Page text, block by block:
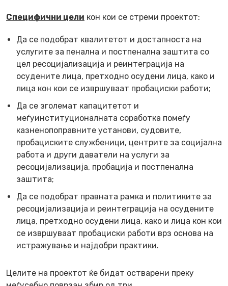
Специфични цели кон кои се стреми проектот:
Да се подобрат квалитетот и достапноста на
услугите за пенална и постпенална заштита со
цел ресоцијализација и реинтеграција на
осудените лица, претходно осудени лица, како и
лица кон кои се извршуваат пробациски работи;
Да се зголемат капацитетот и
меѓуинституционалната соработка помеѓу
казненопоправните установи, судовите,
пробациските службеници, центрите за социјална
работа и други даватели на услуги за
ресоцијализација, пробација и постпенална
заштита;
Да се подобрат правната рамка и политиките за
ресоцијализација и реинтеграција на осудените
лица, претходно осудени лица, како и лица кон кои
се извршуваат пробациски работи врз основа на
истражување и најдобри практики.
Целите на проектот ќе бидат остварени преку